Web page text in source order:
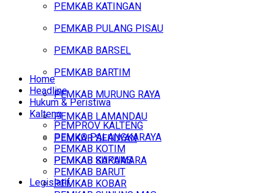
PEMKAB KATINGAN
PEMKAB PULANG PISAU
PEMKAB BARSEL
PEMKAB BARTIM
PEMKAB MURUNG RAYA
PEMKAB LAMANDAU
PEMKAB SERUYAN
PEMKAB SUKAMARA
Legislatif
Home
Headline
Hukum & Peristiwa
Kalteng
PEMPROV KALTENG
PEMKO PALANGKARAYA
PEMKAB KOTIM
PEMKAB KAPUAS
PEMKAB BARUT
PEMKAB KOBAR